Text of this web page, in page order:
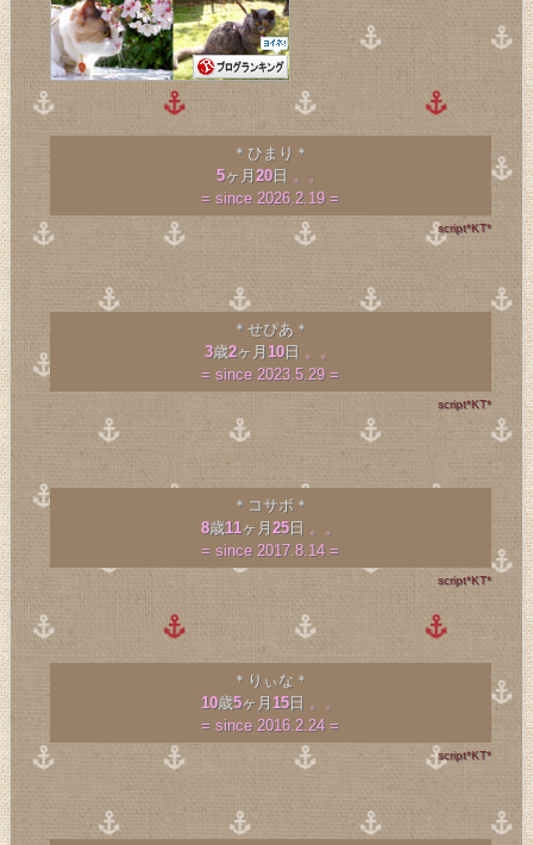
＊ひまり＊
5ヶ月20日 。。
= since 2026.2.19 =
script*KT*
＊せぴあ＊
3歳2ヶ月 10日 。。
= since 2023.5.29 =
script*KT*
＊コサボ＊
8歳11ヶ月25日 。。
= since 2017.8.14 =
script*KT*
＊りぃな＊
10歳5ヶ月 15日 。。
= since 2016.2.24 =
script*KT*